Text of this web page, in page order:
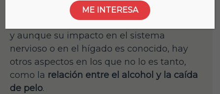
muchas personas, especialmente cuando
se relacionan con otras o en celebraciones,
y aunque su impacto en el sistema
nervioso o en el hígado es conocido, hay
otros aspectos en los que no lo es tanto,
como la relación entre el alcohol y la caída
de pelo.
ME INTERESA